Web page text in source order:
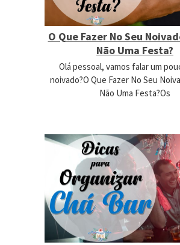
O Que Fazer No Seu
Não Uma Festa?
Olá pessoal, vamos falar um
noivado?O Que Fazer No Seu
Não Uma Festa?Os